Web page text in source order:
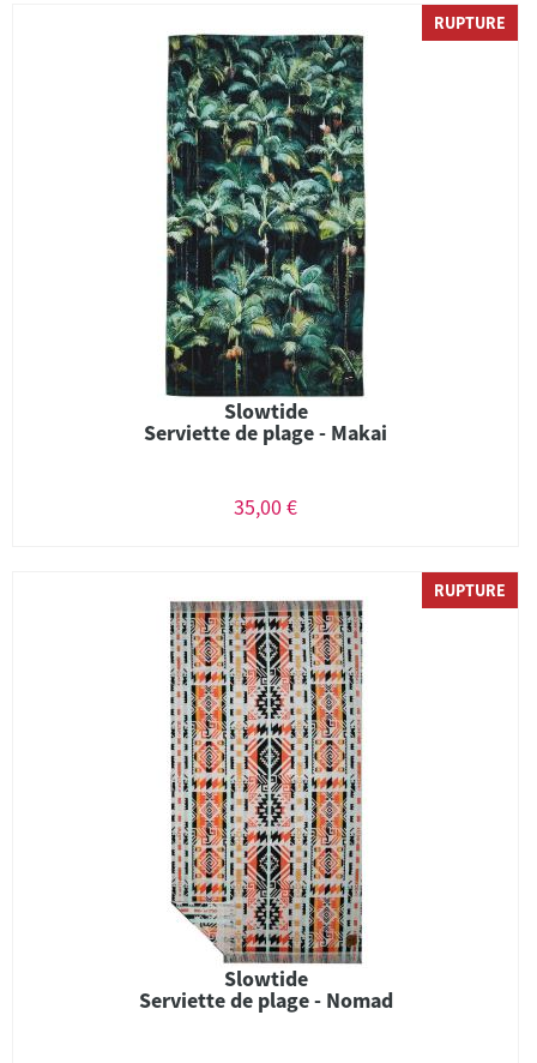
RUPTURE
Slowtide
Serviette de plage - Makai
35,00 €
RUPTURE
Slowtide
Serviette de plage - Nomad